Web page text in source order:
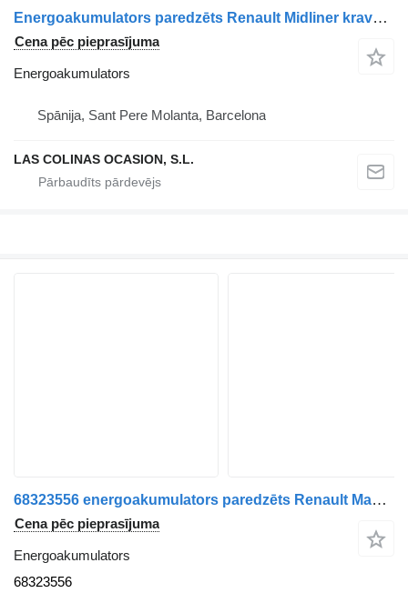
Energoakumulators paredzēts Renault Midliner kravas automašīnas
Cena pēc pieprasījuma
Energoakumulators
Spānija, Sant Pere Molanta, Barcelona
LAS COLINAS OCASION, S.L.
68323556 energoakumulators paredzēts Renault Magnum kravas automašīnas
Cena pēc pieprasījuma
Energoakumulators
68323556